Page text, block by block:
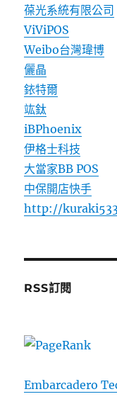
葆光系統有限公司
ViViPOS
Weibo台灣瑋博
儷晶
銥特爾
竑鈦
iBPhoenix
伊格士科技
大當家BB POS
中保開店快手
http://
RSS訂閱
Embarcadero